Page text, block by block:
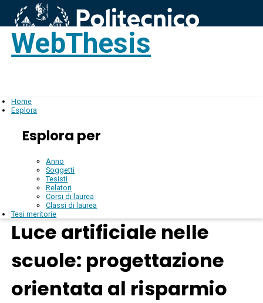
WebThesis
Home
Esplora
Esplora per
Anno
Soggetti
Tesisti
Relatori
Corsi di laurea
Classi di laurea
Tesi meritorie
Luce artificiale nelle
scuole: progettazione
orientata al risparmio